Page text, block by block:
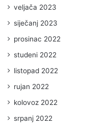
veljača 2023
siječanj 2023
prosinac 2022
studeni 2022
listopad 2022
rujan 2022
kolovoz 2022
srpanj 2022